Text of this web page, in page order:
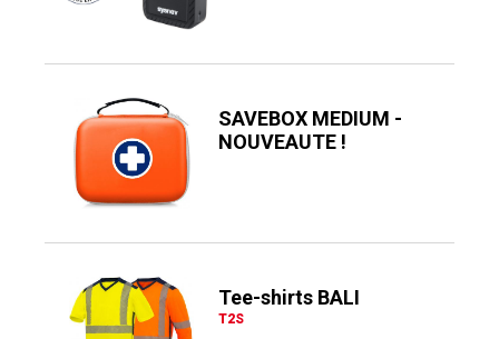
SAVEBOX MEDIUM -
NOUVEAUTE !
T2S
Tee-shirts BALI